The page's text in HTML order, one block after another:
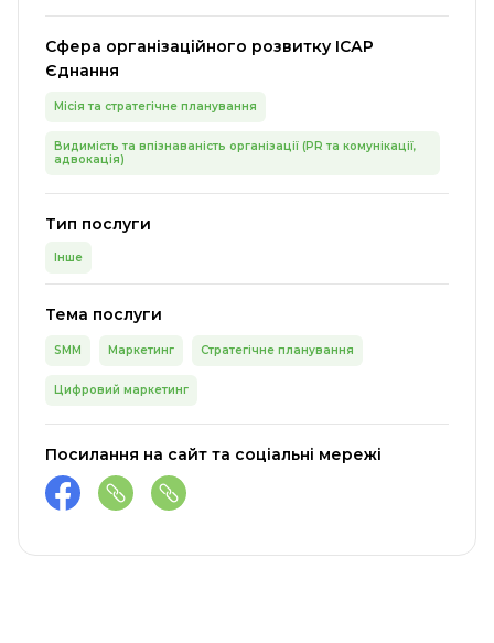
Сфера організаційного розвитку ІСАР
Єднання
Місія та стратегічне планування
Видимість та впізнаваність організації (PR та комунікації,
адвокація)
Тип послуги
Інше
Тема послуги
SMM Маркетинг Стратегічне планування
Цифровий маркетинг
Посилання на сайт та соціальні мережі